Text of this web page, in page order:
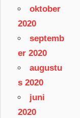
oktober
2020
septemb
er 2020
augustu
s 2020
juni
2020